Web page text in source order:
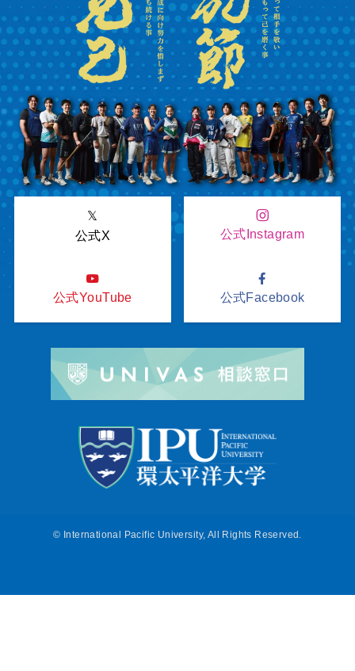
𝕏
公式X
公式Instagram
公式YouTube 公式Facebook
© International Pacific University, All Rights Reserved.